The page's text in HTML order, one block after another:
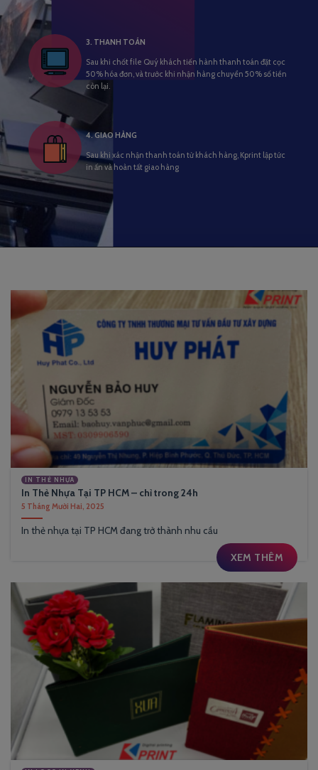
3. THANH TOÁN
Sau khi chốt file Quý khách tiến hành thanh toán đặt cọc
50% hóa đơn, và trước khi nhận hàng chuyển 50% số tiền
còn lại.
4. GIAO HÀNG
Sau khi xác nhận thanh toán từ khách hàng, Kprint lập tức
in ấn và hoàn tất giao hàng
IN THẺ NHỰA
In Thẻ Nhựa Tại TP HCM – chỉ trong 24h
5 Tháng Mười Hai, 2025
In thẻ nhựa tại TP HCM đang trở thành nhu cầu
XEM THÊM